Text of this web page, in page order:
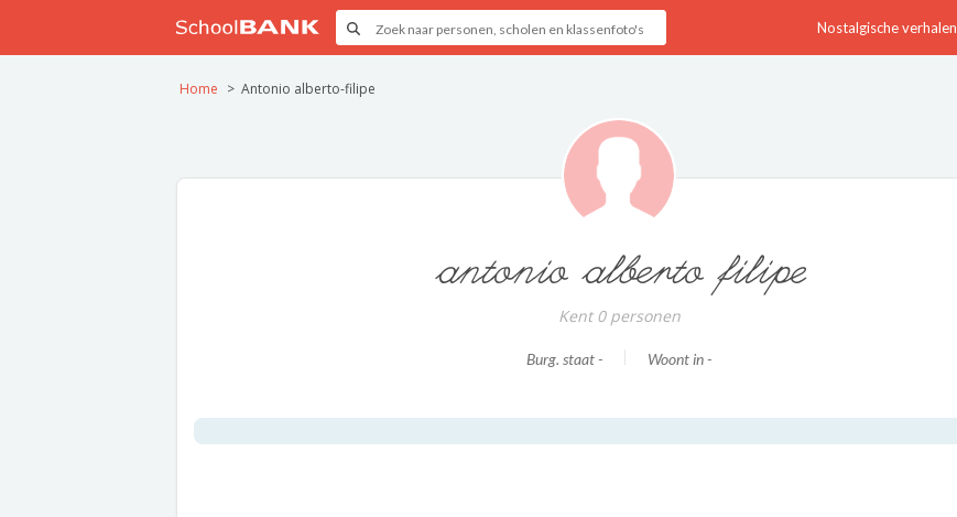
Nostalgische verhalen
Home Antonio alberto-filipe
antonio alberto filipe
Kent 0 personen
Burg. staat - Woont in -